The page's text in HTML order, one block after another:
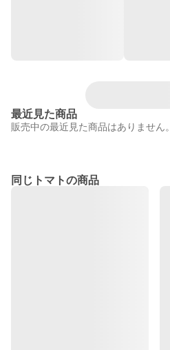
最近見た商品
販売中の最近見た商品はありません。
同じトマトの商品